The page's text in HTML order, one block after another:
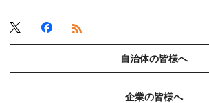
自治体の皆様へ
企業の皆様へ